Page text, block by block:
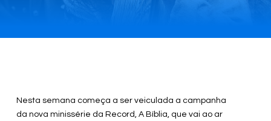
Nesta semana começa a ser veiculada a campanha
da nova minissérie da Record, A Bíblia, que vai ao ar